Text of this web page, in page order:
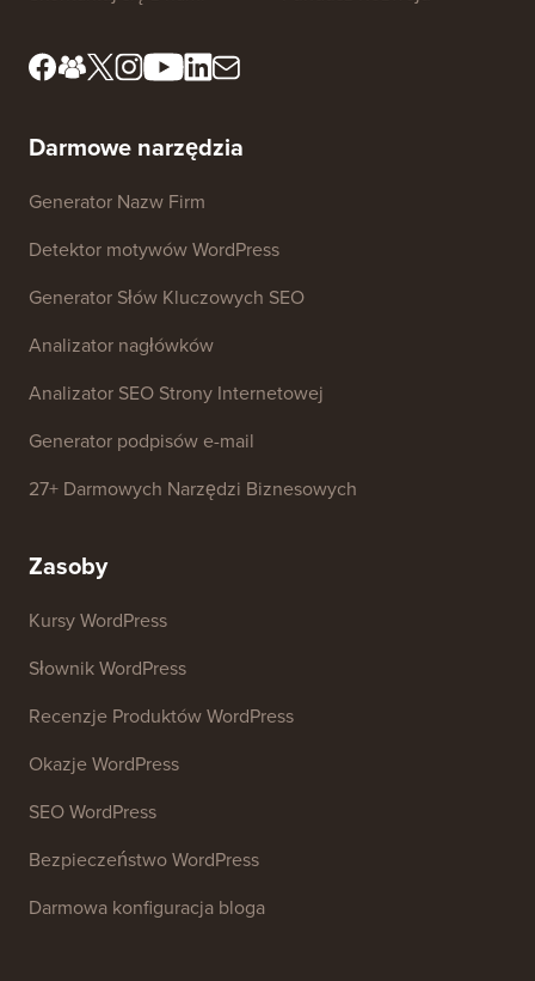
Darmowe narzędzia
Generator Nazw Firm
Detektor motywów WordPress
Generator Słów Kluczowych SEO
Analizator nagłówków
Analizator SEO Strony Internetowej
Generator podpisów e-mail
27+ Darmowych Narzędzi Biznesowych
Zasoby
Kursy WordPress
Słownik WordPress
Recenzje Produktów WordPress
Okazje WordPress
SEO WordPress
Bezpieczeństwo WordPress
Darmowa konfiguracja bloga